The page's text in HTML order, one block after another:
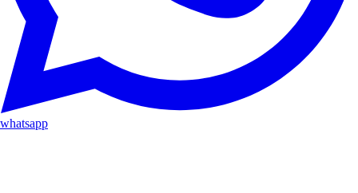
whatsapp